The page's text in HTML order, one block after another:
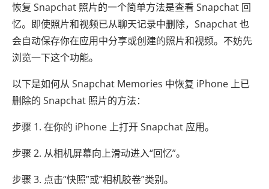
恢复 Snapchat 照片的一个简单方法是查看 Snapchat 回
忆。即使照片和视频已从聊天记录中删除，Snapchat 也
会自动保存你在应用中分享或创建的照片和视频。不妨先
浏览一下这个功能。
以下是如何从 Snapchat Memories 中恢复 iPhone 上已
删除的 Snapchat 照片的方法：
步骤 1. 在你的 iPhone 上打开 Snapchat 应用。
步骤 2. 从相机屏幕向上滑动进入“回忆”。
步骤 3. 点击“快照”或“相机胶卷”类别。